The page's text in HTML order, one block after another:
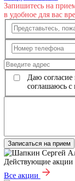
Запишитесь на
в удобное для вас
Даю согласие
соглашаюсь с
Записаться на прием
Действующие акции
Все акции